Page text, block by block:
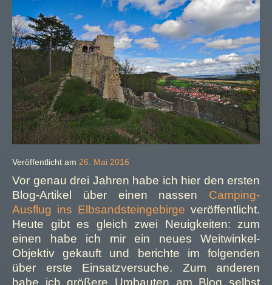
Veröffentlicht am 26. Mai 2016
Vor genau drei Jahren habe ich hier den ersten
Blog-Artikel über einen nassen Camping-
Ausflug ins Elbsandsteingebirge veröffentlicht.
Heute gibt es gleich zwei Neuigkeiten: zum
einen habe ich mir ein neues Weitwinkel-
Objektiv gekauft und berichte im folgenden
über erste Einsatzversuche. Zum anderen
habe ich größere Umbauten am Blog selbst